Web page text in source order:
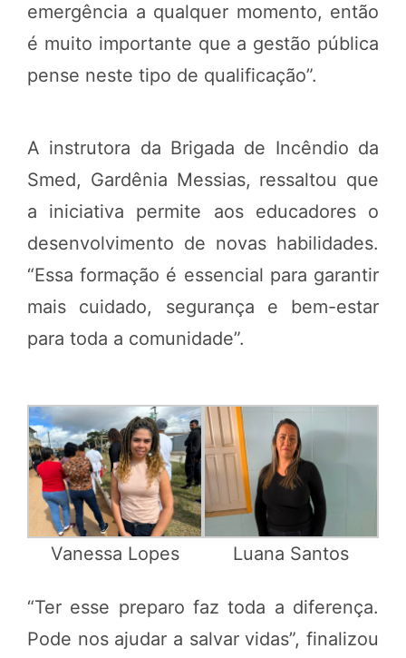
emergência a qualquer momento, então
é muito importante que a gestão pública
pense neste tipo de qualificação”.
A instrutora da Brigada de Incêndio da
Smed, Gardênia Messias, ressaltou que
a iniciativa permite aos educadores o
desenvolvimento de novas habilidades.
“Essa formação é essencial para garantir
mais cuidado, segurança e bem-estar
para toda a comunidade”.
Vanessa Lopes Luana Santos
“Ter esse preparo faz toda a diferença.
Pode nos ajudar a salvar vidas”, finalizou